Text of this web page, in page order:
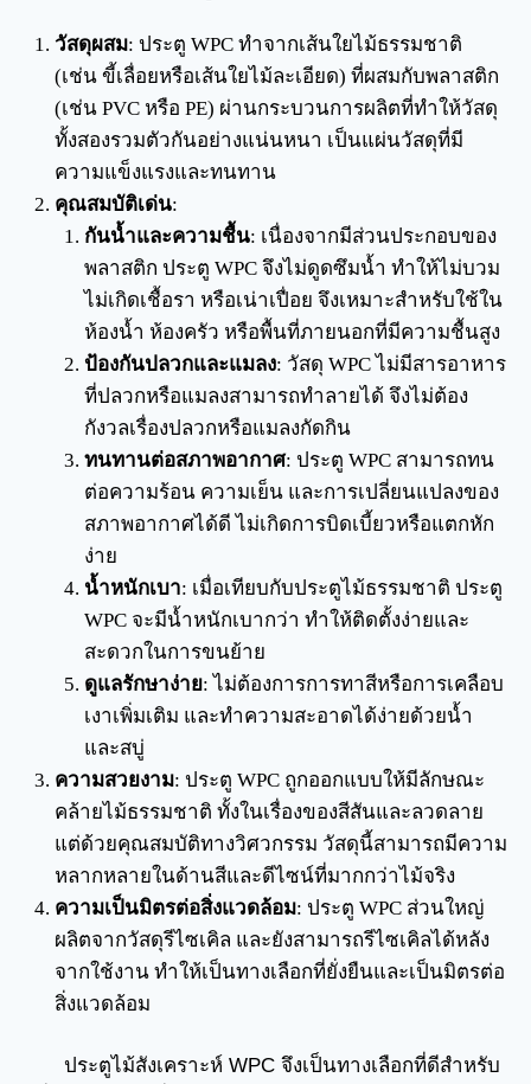
วัสดุผสม: ประตู WPC ทำจากเส้นใยไม้ธรรมชาติ
(เช่น ขี้เลื่อยหรือเส้นใยไม้ละเอียด) ที่ผสมกับพลาสติก
(เช่น PVC หรือ PE) ผ่านกระบวนการผลิตที่ทำให้วัสดุ
ทั้งสองรวมตัวกันอย่างแน่นหนา เป็นแผ่นวัสดุที่มี
ความแข็งแรงและทนทาน
คุณสมบัติเด่น:
กันน้ำและความชื้น: เนื่องจากมีส่วนประกอบของ
พลาสติก ประตู WPC จึงไม่ดูดซึมน้ำ ทำให้ไม่บวม
ไม่เกิดเชื้อรา หรือเน่าเปื่อย จึงเหมาะสำหรับใช้ใน
ห้องน้ำ ห้องครัว หรือพื้นที่ภายนอกที่มีความชื้นสูง
ป้องกันปลวกและแมลง: วัสดุ WPC ไม่มีสารอาหาร
ที่ปลวกหรือแมลงสามารถทำลายได้ จึงไม่ต้อง
กังวลเรื่องปลวกหรือแมลงกัดกิน
ทนทานต่อสภาพอากาศ: ประตู WPC สามารถทน
ต่อความร้อน ความเย็น และการเปลี่ยนแปลงของ
สภาพอากาศได้ดี ไม่เกิดการบิดเบี้ยวหรือแตกหัก
ง่าย
น้ำหนักเบา: เมื่อเทียบกับประตูไม้ธรรมชาติ ประตู
WPC จะมีน้ำหนักเบากว่า ทำให้ติดตั้งง่ายและ
สะดวกในการขนย้าย
ดูแลรักษาง่าย: ไม่ต้องการการทาสีหรือการเคลือบ
เงาเพิ่มเติม และทำความสะอาดได้ง่ายด้วยน้ำ
และสบู่
ความสวยงาม: ประตู WPC ถูกออกแบบให้มีลักษณะ
คล้ายไม้ธรรมชาติ ทั้งในเรื่องของสีสันและลวดลาย
แต่ด้วยคุณสมบัติทางวิศวกรรม วัสดุนี้สามารถมีความ
หลากหลายในด้านสีและดีไซน์ที่มากกว่าไม้จริง
ความเป็นมิตรต่อสิ่งแวดล้อม: ประตู WPC ส่วนใหญ่
ผลิตจากวัสดุรีไซเคิล และยังสามารถรีไซเคิลได้หลัง
จากใช้งาน ทำให้เป็นทางเลือกที่ยั่งยืนและเป็นมิตรต่อ
สิ่งแวดล้อม
ประตูไม้สังเคราะห์ WPC จึงเป็นทางเลือกที่ดีสำหรับ